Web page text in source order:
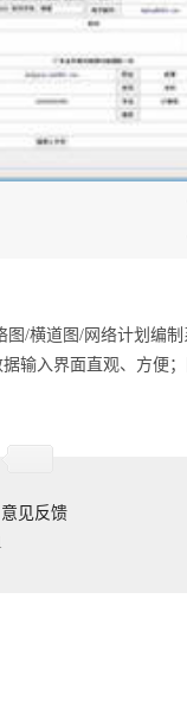
图/横道图/网络计划编
输入界面直观、方便
意见反馈